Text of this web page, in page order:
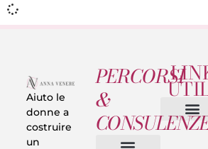
Aiuto le
donne a
costruire
un
PERCORSI
&